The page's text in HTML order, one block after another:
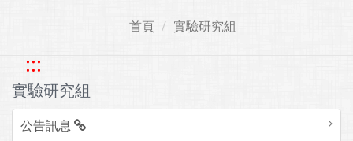
首頁 實驗研究組
:::
實驗研究組
公告訊息